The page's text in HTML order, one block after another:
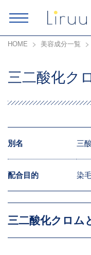
HOME 美容成分一覧
三二酸化ク
別名 三
配合目的 染
三二酸化クロム